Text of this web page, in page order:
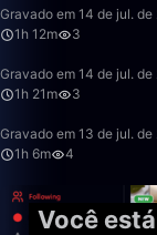
Gravado em 14 de jul. de
1h 12m
3
Gravado em 14 de jul. de
1h 21m
3
Gravado em 13 de jul.
1h 6m
4
Você